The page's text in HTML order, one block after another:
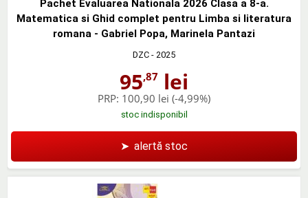
Pachet Evaluarea Nationala 2026 Clasa a 8-a.
Matematica si Ghid complet pentru Limba si literatura
romana - Gabriel Popa, Marinela Pantazi
DZC - 2025
95,87 lei
PRP: 100,90 lei (-4,99%)
stoc indisponibil
➤ alertă stoc